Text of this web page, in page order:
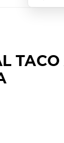
TACO